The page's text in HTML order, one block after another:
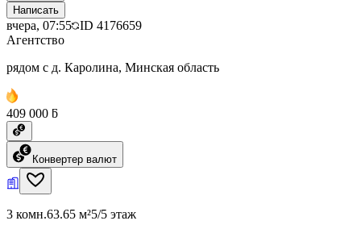
Написать
вчера, 07:55 ID 4176659
Агентство
рядом с д. Каролина, Минская область
409 000 ƃ
Конвертер валют
3 комн.63.65 м²5/5 этаж